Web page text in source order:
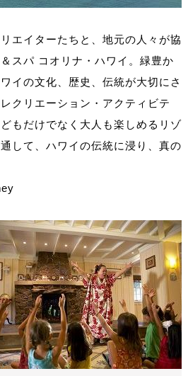
エイターたちと、地元の人々が協
スパ コオリナ・ハワイ。緑豊か
イの文化、歴史、伝統が大切にさ
クリエーション・アクティビテ
もだけでなく大人も楽しめるリゾ
して、ハワイの伝統に浸り、真の